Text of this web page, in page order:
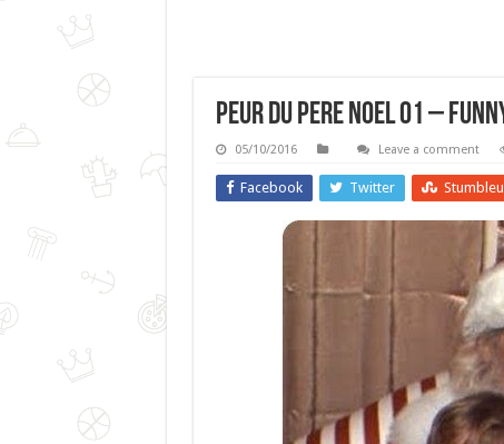
Peur Du Pere Noel 01 –
05/10/2016 Leave a comment
Facebook Twitter